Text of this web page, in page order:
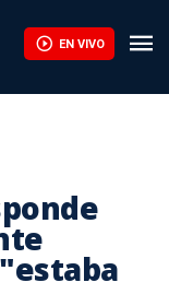
EN VIVO